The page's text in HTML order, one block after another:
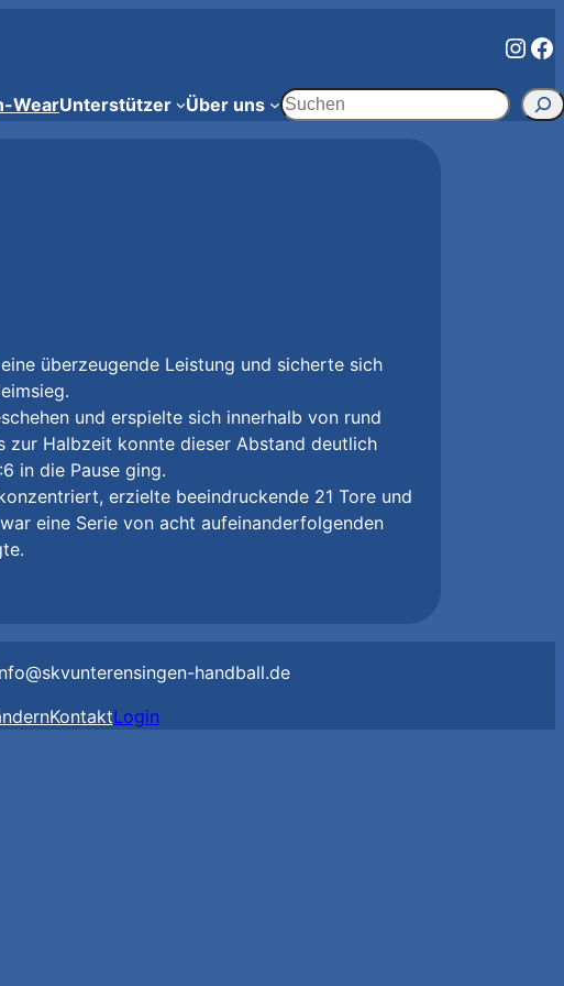
WearUnterstützer Über uns Suchen
überzeugende Leistung und sicherte sich
und erspielte sich innerhalb von rund
Halbzeit konnte dieser Abstand deutlich
in die Pause ging.
erzielte beeindruckende 21 Tore und
eine Serie von acht aufeinanderfolgenden
handball.de
KontaktLogin